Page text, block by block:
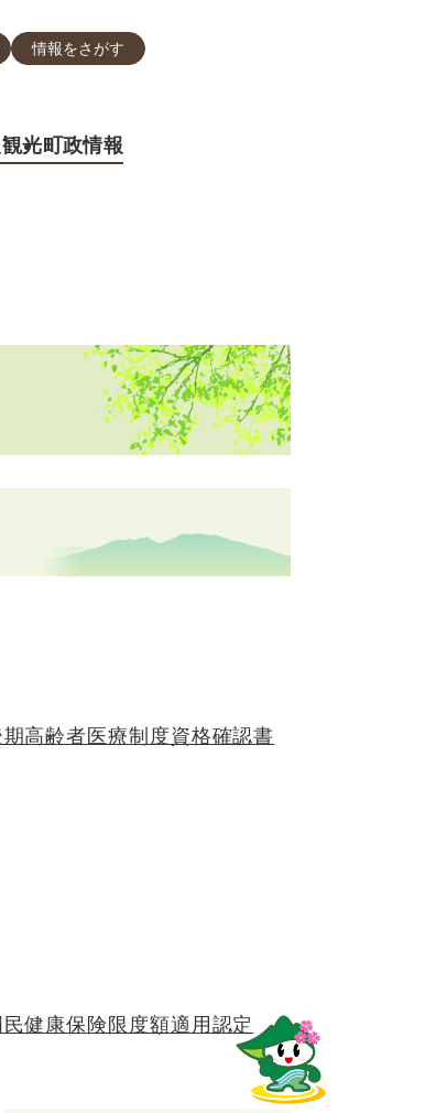
情報をさがす
観光町政情報
高齢者医療制度資格確認書
健康保険限度額適用認定